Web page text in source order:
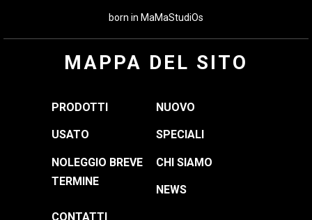
born in MaMaStudiOs
MAPPA DEL SITO
PRODOTTI NUOVO
USATO SPECIALI
NOLEGGIO BREVE
TERMINE
CHI SIAMO
NEWS
CONTATTI